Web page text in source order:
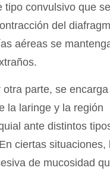
tipo convulsivo que
del
aéreas se
otra parte, se
la laringe y la región
ante distintos
ciertas situaciones,
de mucosidad